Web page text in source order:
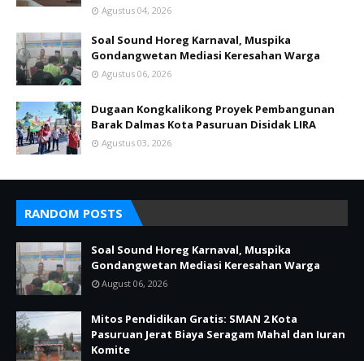
Agustus 04, 2026
Soal Sound Horeg Karnaval, Muspika
Gondangwetan Mediasi Keresahan Warga
Agustus 06, 2026
Dugaan Kongkalikong Proyek Pembangunan
Barak Dalmas Kota Pasuruan Disidak LIRA
Agustus 03, 2026
RANDOM POSTS
Soal Sound Horeg Karnaval, Muspika
Gondangwetan Mediasi Keresahan Warga
August 06, 2026
Mitos Pendidikan Gratis: SMAN 2 Kota
Pasuruan Jerat Biaya Seragam Mahal dan Iuran
Komite